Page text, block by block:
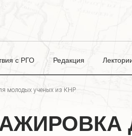
с РГО Редакция
молодых ученых из КНР